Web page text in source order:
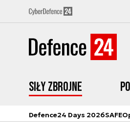
Siły zbrojne
Defence24 Days 2026SAFE